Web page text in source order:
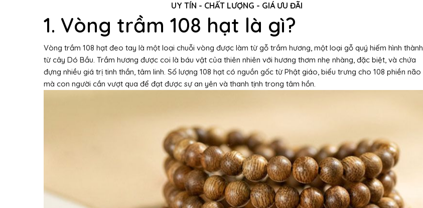
UY TÍN - CHẤT LƯỢNG - GIÁ ƯU ĐÃI
1. Vòng trầm 108 hạt là gì?
Vòng trầm 108 hạt đeo tay là một loại chuỗi vòng được làm từ gỗ trầm hương, một loại gỗ quý hiếm hình thành
từ cây Dó Bầu. Trầm hương được coi là báu vật của thiên nhiên với hương thơm nhẹ nhàng, đặc biệt, và chứa
đựng nhiều giá trị tinh thần, tâm linh. Số lượng 108 hạt có nguồn gốc từ Phật giáo, biểu trưng cho 108 phiền não
mà con người cần vượt qua để đạt được sự an yên và thanh tịnh trong tâm hồn.